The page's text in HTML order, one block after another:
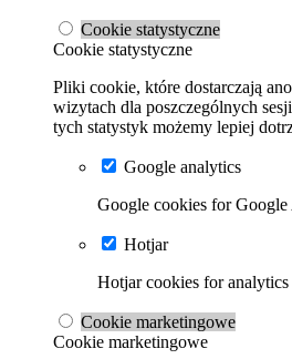
Cookie statystyczne
Cookie statystyczne
Pliki cookie, które dostarczają
wizytach dla poszczególnych
tych statystyk możemy lepiej
Google analytics
Google cookies for Google
Hotjar
Hotjar cookies for analytics
Cookie marketingowe
Cookie marketingowe